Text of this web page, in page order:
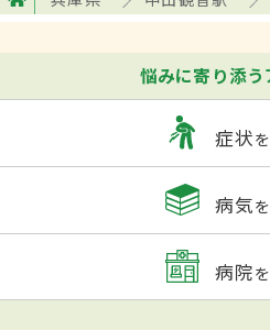
悩みに寄り添う
症状
病気
病院